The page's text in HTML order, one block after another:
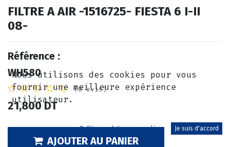
FILTRE A AIR -1516725- FIESTA 6 I-II
08-
Référence :
WH580
(0 avis)
21,800DT
AJOUTER AU PANIER
Nous utilisons des cookies pour vous
fournir une meilleure expérience
utilisateur.
Politique relative aux cookies Je suis d'accord